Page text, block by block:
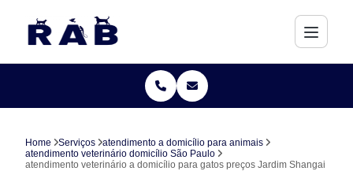
Home Serviços
atendimento a domicílio para animais
atendimento veterinário domicílio São Paulo
atendimento veterinário a domicílio para gatos preços Jardim Shangai